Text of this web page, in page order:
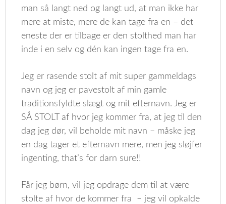
man så langt ned og langt ud, at man ikke har
mere at miste, mere de kan tage fra en – det
eneste der er tilbage er den stolthed man har
inde i en selv og dén kan ingen tage fra en.
Jeg er rasende stolt af mit super gammeldags
navn og jeg er pavestolt af min gamle
traditionsfyldte slægt og mit efternavn. Jeg er
SÅ STOLT af hvor jeg kommer fra, at jeg til den
dag jeg dør, vil beholde mit navn – måske jeg
en dag tager et efternavn mere, men jeg sløjfer
ingenting, that’s for darn sure!!
Får jeg børn, vil jeg opdrage dem til at være
stolte af hvor de kommer fra – jeg vil opkalde